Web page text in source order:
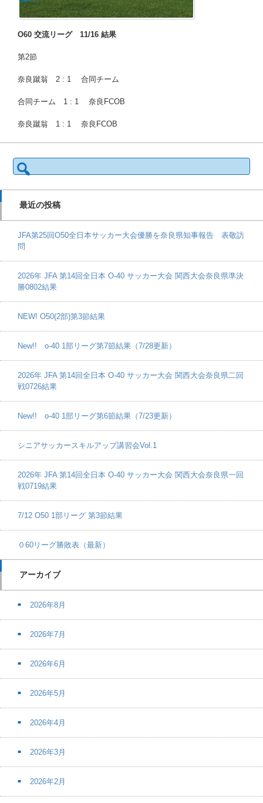
O60 交流リーグ 11/16 結果
第2節
奈良蹴翁 2 : 1 合同チーム
合同チーム 1 : 1 奈良FCOB
奈良蹴翁 1 : 1 奈良FCOB
検
索:
最近の投稿
JFA第25回O50全日本サッカー大会優勝を奈良県知事報告 表敬訪
問
2026年 JFA 第14回全日本 O-40 サッカー大会 関西大会奈良県準決
勝0802結果
NEW! O50(2部)第3節結果
New!! o-40 1部リーグ第7節結果（7/28更新）
2026年 JFA 第14回全日本 O-40 サッカー大会 関西大会奈良県二回
戦0726結果
New!! o-40 1部リーグ第6節結果（7/23更新）
シニアサッカースキルアップ講習会Vol.1
2026年 JFA 第14回全日本 O-40 サッカー大会 関西大会奈良県一回
戦0719結果
7/12 O50 1部リーグ 第3節結果
０60リーグ勝敗表（最新）
アーカイブ
2026年8月
2026年7月
2026年6月
2026年5月
2026年4月
2026年3月
2026年2月